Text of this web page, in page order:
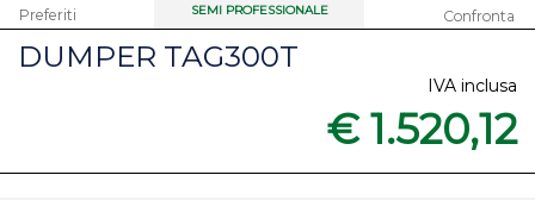
Preferiti SEMI PROFESSIONALE Confronta
DUMPER TAG300T
IVA inclusa
€ 1.520,12